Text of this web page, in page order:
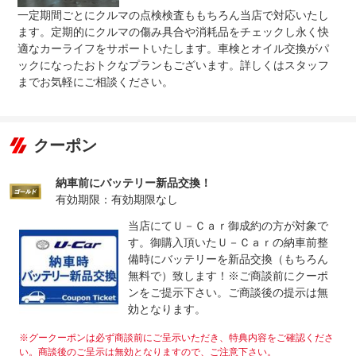
（車両本体価格＋オプション価格＋消費税）」が上限とな
ります。※詳しくはスタッフにお問合せ下さい。
免責金
無し
万一の修理故障の場合、修理対応に対しての費用は必要あ
りません。※保証対象外となる消耗品、油脂類のご負担を
頂く場合がございます。詳しくはスタッフまでお問合せ下
さい。
させて頂きます。
法定整備
※車検なし・車検整備付の場合は法定24ヶ月点検整備付
※商用車は6ヶ月または12ヶ月点検整備付
について
か月点検に準ずる点検整備（車検付き車両）を施します。
エンジンオイル、ワイパーゴム等など消耗品を新品交換。
※点検結果により交換しない部品もございます。
一定期間ごとにクルマの点検検査ももちろん当店で対応いたし
ます。定期的にクルマの傷み具合や消耗品をチェックし永く快
適なカーライフをサポートいたします。車検とオイル交換がパ
ックになったおトクなプランもございます。詳しくはスタッフ
までお気軽にご相談ください。
クーポン
納車前にバッテリー新品交換！
有効期限：有効期限なし
当店にてＵ－Ｃａｒ御成約の方が対象で
す。御購入頂いたＵ－Ｃａｒの納車前整
備時にバッテリーを新品交換（もちろん
無料で）致します！※ご商談前にクーポ
ンをご提示下さい。ご商談後の提示は無
効となります。
※グークーポンは必ず商談前にご呈示いただき、特典内容をご確認くださ
い。商談後のご呈示は無効となりますので、ご注意下さい。